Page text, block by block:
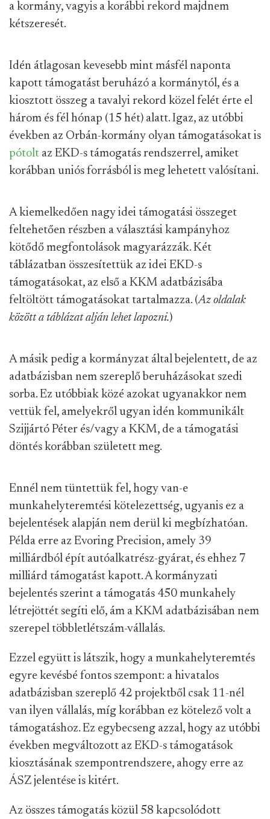
a kormány, vagyis a korábbi rekord majdnem
kétszeresét.
Idén átlagosan kevesebb mint másfél naponta
kapott támogatást beruházó a kormánytól, és a
kiosztott összeg a tavalyi rekord közel felét érte el
három és fél hónap (15 hét) alatt. Igaz, az utóbbi
években az Orbán-kormány olyan támogatásokat is
pótolt az EKD-s támogatás rendszerrel, amiket
korábban uniós forrásból is meg lehetett valósítani.
A kiemelkedően nagy idei támogatási összeget
feltehetően részben a választási kampányhoz
kötődő megfontolások magyarázzák. Két
táblázatban összesítettük az idei EKD-s
támogatásokat, az első a KKM adatbázisába
feltöltött támogatásokat tartalmazza. (Az oldalak
között a táblázat alján lehet lapozni.)
A másik pedig a kormányzat által bejelentett, de az
adatbázisban nem szereplő beruházásokat szedi
sorba. Ez utóbbiak közé azokat ugyanakkor nem
vettük fel, amelyekről ugyan idén kommunikált
Szijjártó Péter és/vagy a KKM, de a támogatási
döntés korábban született meg.
Ennél nem tüntettük fel, hogy van-e
munkahelyteremtési kötelezettség, ugyanis ez a
bejelentések alapján nem derül ki megbízhatóan.
Példa erre az Evoring Precision, amely 39
milliárdból épít autóalkatrész-gyárat, és ehhez 7
milliárd támogatást kapott. A kormányzati
bejelentés szerint a támogatás 450 munkahely
létrejöttét segíti elő, ám a KKM adatbázisában nem
szerepel többletlétszám-vállalás.
Ezzel együtt is látszik, hogy a munkahelyteremtés
egyre kevésbé fontos szempont: a hivatalos
adatbázisban szereplő 42 projektből csak 11-nél
van ilyen vállalás, míg korábban ez kötelező volt a
támogatáshoz. Ez egybecseng azzal, hogy az utóbbi
években megváltozott az EKD-s támogatások
kiosztásának szempontrendszere, ahogy erre az
ÁSZ jelentése is kitért.
Az összes támogatás közül 58 kapcsolódott